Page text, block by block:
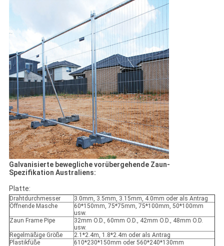
Galvanisierte bewegliche vorübergehende Zaun-
Spezifikation Australiens:
Platte:
Drahtdurchmesser
3.0mm, 3.5mm, 3.15mm, 4.0mm oder als Antrag
Öffnende Masche
60*150mm, 75*75mm, 75*100mm, 50*100mm
usw.
Zaun Frame Pipe
32mm O.D., 60mm O.D., 42mm O.D., 48mm O.D.
usw.
Regelmäßige Größe
2.1*2.4m, 1.8*2.4m oder als Antrag
Plastikfüße
610*230*150mm oder 560*240*130mm